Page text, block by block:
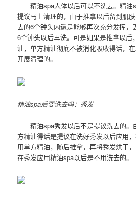
精油spa人体以后可以不洗去。精油
提议马上清理的，由于推拿以后留到肌
去的6个钟头内還是能够再次充分发挥，
6个钟头以后再洗。可是如果是推拿以后
油，单方精油彻底不被消化吸收得话，
开展清理的。
精油spa后要洗去吗：秀发
精油spa秀发以后不是提议洗去的。
方精油得话是提议在洗好秀发以后应用
用单方精油，随后推拿，再将秀发烘干
在秀发应用精油spa以后是不用洗去的。